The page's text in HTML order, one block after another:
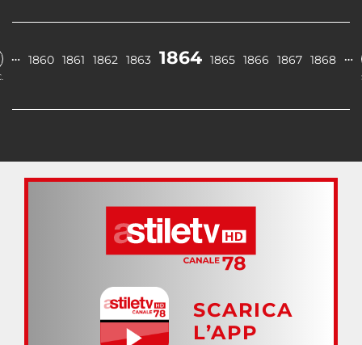
… 1860 1861 1862 1863 1864 1865 1866 1867 1868 …
SCARICA
L’APP